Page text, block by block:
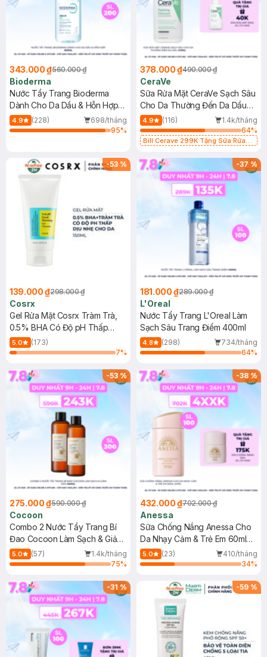
343.000 ₫560.000 ₫
Bioderma
Nước Tẩy Trang Bioderma
Dành Cho Da Dầu & Hỗn Hợp
500ml
4.9 (228)
698/tháng
95%
378.000 ₫490.000 ₫
CeraVe
Sữa Rửa Mặt CeraVe Sạch Sâu
Cho Da Thường Đến Da Dầu
473ml
4.9 (116)
1.4k/tháng
64%
Bill Cerave 299K Tặng Sữa Rửa
-53 %
139.000 ₫298.000 ₫
Cosrx
Gel Rửa Mặt Cosrx Tràm Trà,
0.5% BHA Có Độ pH Thấp
150ml
5.0
(173)
7%
-37%
181.000 ₫289.000 ₫
L'Oreal
Nước Tẩy Trang L'Oreal Làm
Sạch Sâu Trang Điểm 400ml
4.8 (298)
734/tháng
64%
-53%
275.000 ₫590.000 ₫
Cocoon
Combo 2 Nước Tẩy Trang Bí
Đao Cocoon Làm Sạch & Giảm
Dầu 500ml
5.0 (57)
1.4k/tháng
75%
-38%
432.000 ₫702.000 ₫
Anessa
Sữa Chống Nắng Anessa Cho
Da Nhạy Cảm & Trẻ Em 60ml
(Mới)
5.0 (23)
410/tháng
34%
-31% -59 %